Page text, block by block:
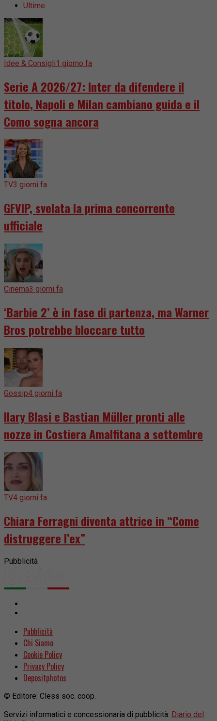
Ultime
Idee & Consigli1 giorno fa
Serie A 2026/27: Inter da difendere il
titolo, Napoli e Milan cambiano guida e il
Como sogna ancora
TV3 giorni fa
GFVIP, svelata la prima concorrente
ufficiale
Cinema3 giorni fa
‘Barbie 2’ è in fase di partenza, ma Warner
Bros potrebbe bloccare tutto
Gossip4 giorni fa
Ilary Blasi e Bastian Müller pronti alle
nozze in Costiera Amalfitana a settembre
TV4 giorni fa
Chiara Ferragni diventa attrice in “Come
distruggere l’ex”
Pubblicità
Pubblicità
Chi Siamo
Cookie Policy
Privacy Policy
Depositphotos
© Editore: Cless soc. coop.
Servizi informatici e concessionaria di pubblicità: Diario del